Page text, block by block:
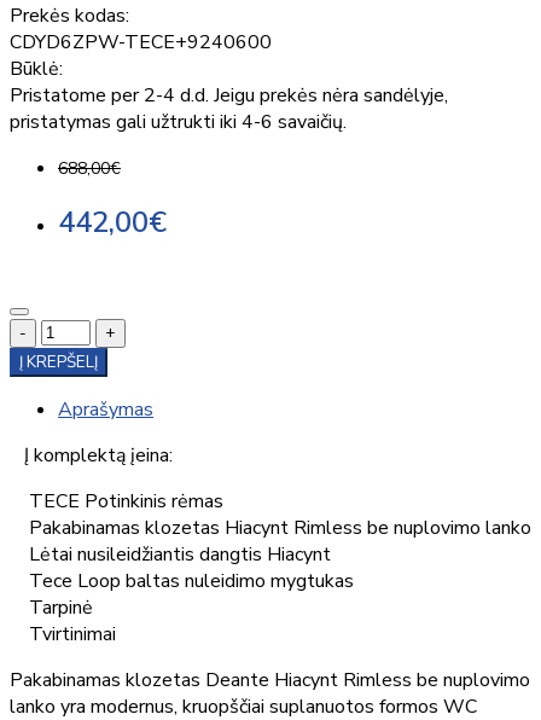
Prekės kodas:
CDYD6ZPW-TECE+9240600
Būklė:
Pristatome per 2-4 d.d. Jeigu prekės nėra sandėlyje,
pristatymas gali užtrukti iki 4-6 savaičių.
688,00€
442,00€
-
+
Į KREPŠELĮ
Aprašymas
Į komplektą įeina:
TECE Potinkinis rėmas
Pakabinamas klozetas Hiacynt Rimless be nuplovimo lanko
Lėtai nusileidžiantis dangtis Hiacynt
Tece Loop baltas nuleidimo mygtukas
Tarpinė
Tvirtinimai
Pakabinamas klozetas Deante Hiacynt Rimless be nuplovimo
lanko yra modernus, kruopščiai suplanuotos formos WC